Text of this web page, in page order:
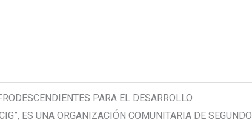
PARA EL DESARROLLO
ES UNA ORGANIZACIÓN COMUNITARIA DE SEGUNDO